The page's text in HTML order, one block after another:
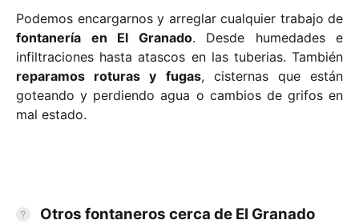
Podemos encargarnos y arreglar cualquier trabajo de
fontanería en El Granado. Desde humedades e
infiltraciones hasta atascos en las tuberias. También
reparamos roturas y fugas, cisternas que están
goteando y perdiendo agua o cambios de grifos en
mal estado.
Otros fontaneros cerca de El Granado